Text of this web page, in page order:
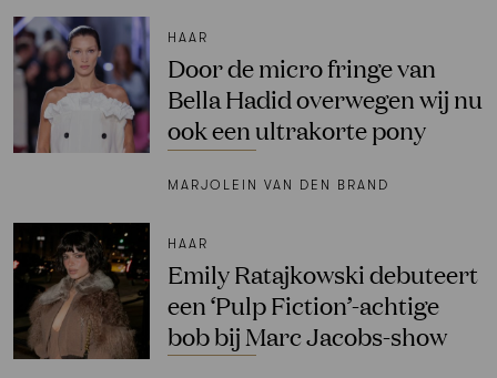
HAAR
Door de micro fringe van
Bella Hadid overwegen wij nu
ook een ultrakorte pony
MARJOLEIN VAN DEN BRAND
HAAR
Emily Ratajkowski debuteert
een ‘Pulp Fiction’-achtige
bob bij Marc Jacobs-show